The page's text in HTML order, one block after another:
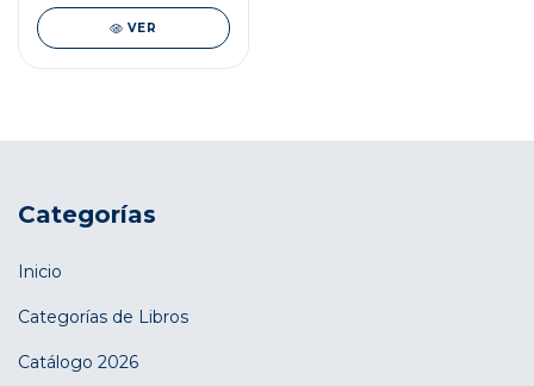
VER
Categorías
Inicio
Categorías de Libros
Catálogo 2026